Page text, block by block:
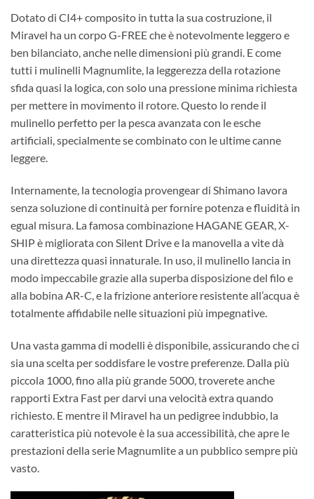
Dotato di CI4+ composito in tutta la sua costruzione, il
Miravel ha un corpo G-FREE che è notevolmente leggero e
ben bilanciato, anche nelle dimensioni più grandi. E come
tutti i mulinelli Magnumlite, la leggerezza della rotazione
sfida quasi la logica, con solo una pressione minima richiesta
per mettere in movimento il rotore. Questo lo rende il
mulinello perfetto per la pesca avanzata con le esche
artificiali, specialmente se combinato con le ultime canne
leggere.
Internamente, la tecnologia provengear di Shimano lavora
senza soluzione di continuità per fornire potenza e fluidità in
egual misura. La famosa combinazione HAGANE GEAR, X-
SHIP è migliorata con Silent Drive e la manovella a vite dà
una direttezza quasi innaturale. In uso, il mulinello lancia in
modo impeccabile grazie alla superba disposizione del filo e
alla bobina AR-C, e la frizione anteriore resistente all’acqua è
totalmente affidabile nelle situazioni più impegnative.
Una vasta gamma di modelli è disponibile, assicurando che ci
sia una scelta per soddisfare le vostre preferenze. Dalla più
piccola 1000, fino alla più grande 5000, troverete anche
rapporti Extra Fast per darvi una velocità extra quando
richiesto. E mentre il Miravel ha un pedigree indubbio, la
caratteristica più notevole è la sua accessibilità, che apre le
prestazioni della serie Magnumlite a un pubblico sempre più
vasto.